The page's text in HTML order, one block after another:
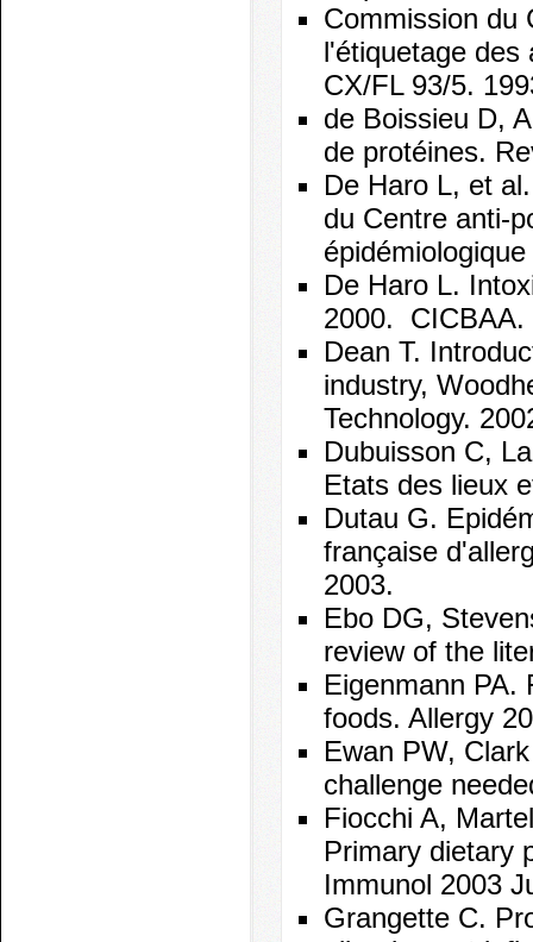
Commission du
l'étiquetage des
CX/FL 93/5.
de Boissieu D,
de protéines.
De Haro L, et
du Centre anti-
De Haro L.
2000. CICBAA.
Dean T.
industry,
Technology.
Dubuisson C,
Etats des lieux
Dutau G.
française
2003.
Ebo DG,
review of the
Eigenmann PA.
foods. Allergy
Ewan PW,
challenge
Fiocchi A,
Primary dietary
Immunol 2003
Grangette C.